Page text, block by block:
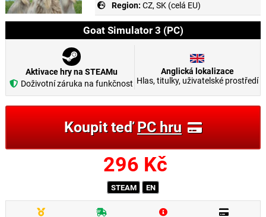
Region: CZ, SK (celá EU)
Goat Simulator 3 (PC)
Aktivace hry na STEAMu
Doživotní záruka na funkčnost
Anglická lokalizace
Hlas, titulky, uživatelské prostředí
Koupit teďPC hru
296 Kč
STEAM EN